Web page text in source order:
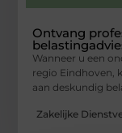
Ontvang
Wanneer u een
regio Eindhoven,
aan deskundig
Zakelijke